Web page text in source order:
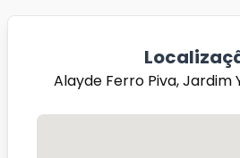
Alayde Ferro Piva, Jardim